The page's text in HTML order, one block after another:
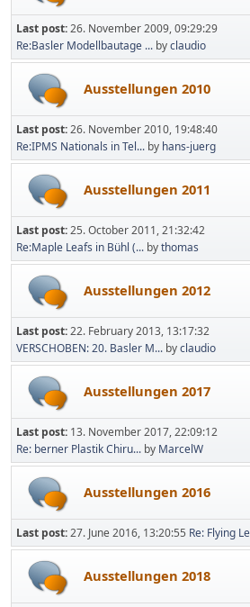
Last post:26. November 2009, 09:29:29
Re:Basler Modellbautage ... byclaudio
Ausstellungen 2010
Last post:26. November 2010, 19:48:40
Re:IPMS Nationals in Tel... by hans-juerg
Ausstellungen 2011
Last post:25. October 2011, 21:32:42
Re:Maple Leafs in Bühl (... bythomas
Ausstellungen 2012
Last post:22. February 2013, 13:17:32
VERSCHOBEN: 20. Basler M... byclaudio
Ausstellungen 2017
Last post: 13. November 2017, 22:09:12
Re: berner Plastik Chiru... by MarcelW
Ausstellungen 2016
Last post:27. June 2016, 13:20:55 Re: Flying
Ausstellungen 2018